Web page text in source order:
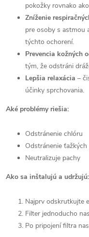
pokožky rovnako
Zníženie
pre osoby s astmou
týchto ochorení.
Prevencia kožných
tým, že odstráni
Lepšia relaxácia –
účinky sprchovania.
Aké problémy riešia:
Odstránenie chlóru
Odstránenie
Neutralizuje pachy
Ako sa inštalujú a udržujú:
Najprv odskrutkujte
Filter jednoducho
Po pripojení filtra